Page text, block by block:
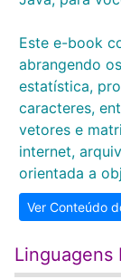
Este e-book
abrangendo
estatística,
caracteres,
vetores e
internet,
orientada a
Ver Conteúdo
Linguagens